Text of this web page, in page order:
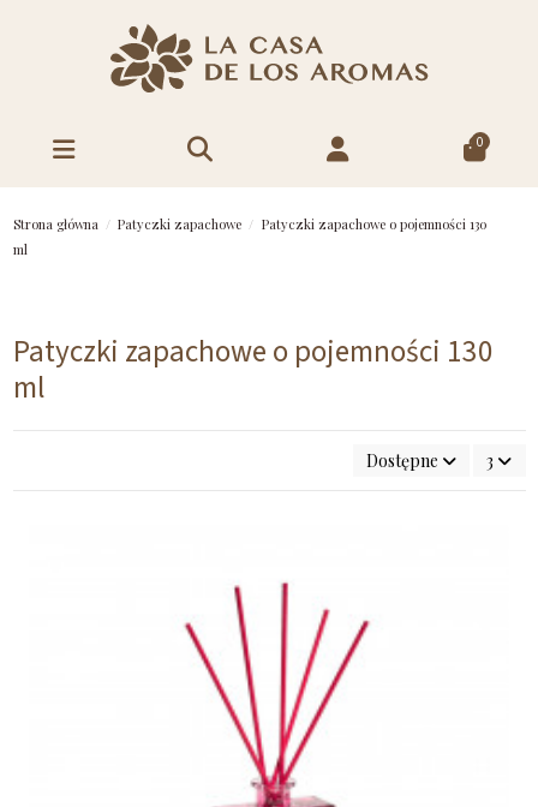
0
Strona główna Patyczki zapachowe
Patyczki zapachowe o pojemności 130
ml
Patyczki zapachowe o pojemności 130
ml
Dostępne 3